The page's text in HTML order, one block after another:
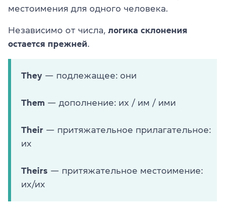
местоимения для одного человека.
Независимо от числа, логика склонения
остается прежней
They — подлежащее: они
Them — дополнение: их / им / ими
Their — притяжательное прилагательное:
их
Theirs — притяжательное местоимение:
их/их